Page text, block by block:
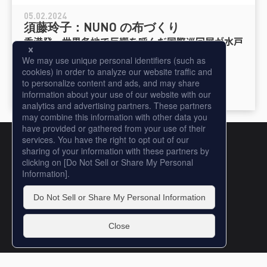
05.02.2024
須藤玲子：NUNO の布づくり
香港発、世界各地で反響を呼んだ国際巡回展が水戸
に
#NUNO #テキスタイルデザイナー#布づくり #染織